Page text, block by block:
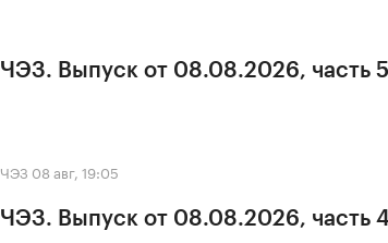
ЧЭЗ. Выпуск от 08.08.2026, часть 5
ЧЭЗ 08 авг, 19:05
ЧЭЗ. Выпуск от 08.08.2026, часть